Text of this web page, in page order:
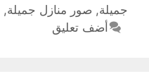
جميلة, صور منازل جميلة,
أضف تعليق